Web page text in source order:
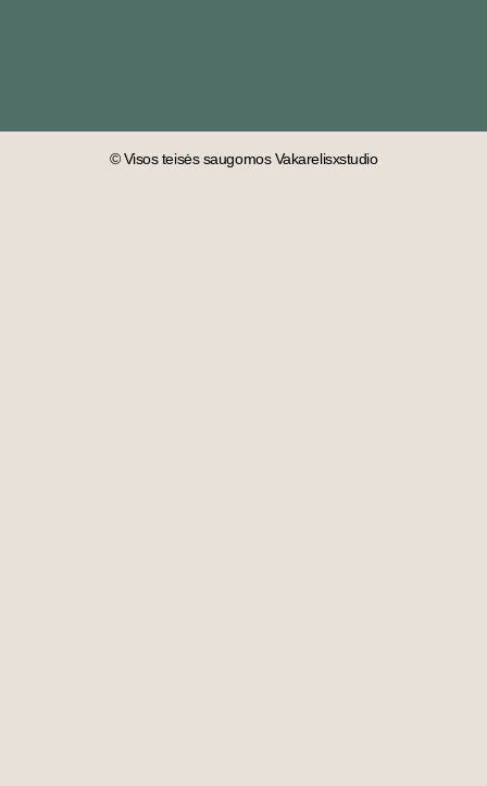
© Visos teisės saugomos Vakarelisxstudio